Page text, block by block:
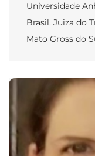
Universidade
Brasil. Juiza do
Mato Gross do